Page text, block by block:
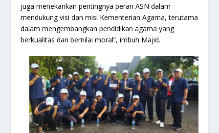
juga menekankan pentingnya peran ASN dalam
mendukung visi dan misi Kementerian Agama, terutama
dalam mengembangkan pendidikan agama yang
berkualitas dan bernilai moral”, imbuh Majid.